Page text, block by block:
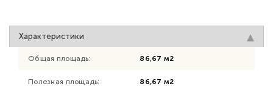
Характеристики
Общая площадь: 86,67 м2
Полезная площадь: 86,67 м2